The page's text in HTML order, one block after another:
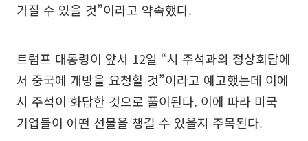
가질 수 있을 것”이라고 약속했다.
트럼프 대통령이 앞서 12일 “시 주석과의 정상회담에
서 중국에 개방을 요청할 것”이라고 예고했는데 이에
시 주석이 화답한 것으로 풀이된다. 이에 따라 미국
기업들이 어떤 선물을 챙길 수 있을지 주목된다.